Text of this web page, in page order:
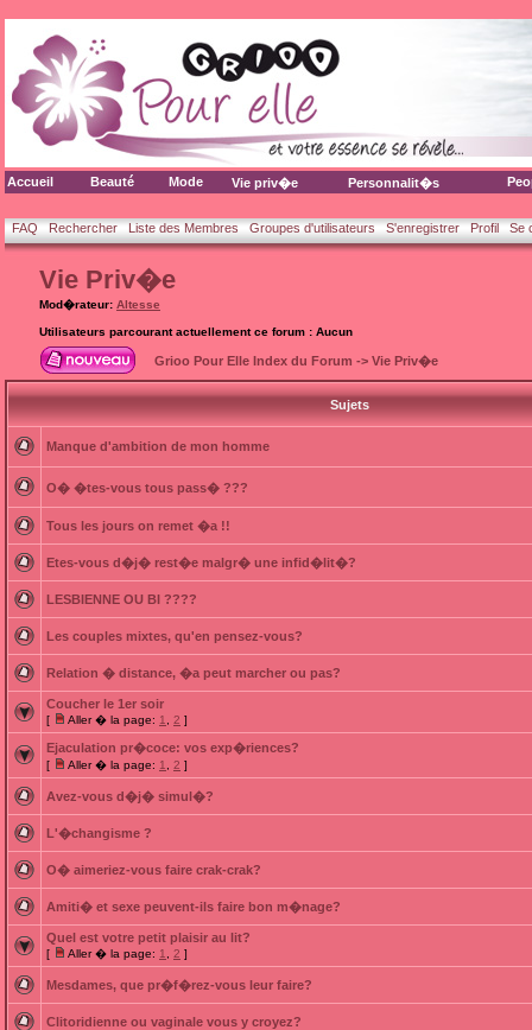
Accueil Beauté Mode Vie priv�e Personnalit�s
FAQ Rechercher Liste des Membres Groupes d'utilisateurs S'enregistrer Profil Se
Vie Priv�e
Mod�rateur: Altesse
Utilisateurs parcourant actuellement ce forum : Aucun
Grioo Pour Elle Index du Forum -> Vie Priv�e
Sujets
Manque d'ambition de mon homme
O� �tes-vous tous pass� ???
Tous les jours on remet �a !!
Etes-vous d�j� rest�e malgr� une infid�lit�?
LESBIENNE OU BI ????
Les couples mixtes, qu'en pensez-vous?
Relation � distance, �a peut marcher ou pas?
Coucher le 1er soir
[ Aller � la page: 1 2 ]
Ejaculation pr�coce: vos exp�riences?
[ Aller � la page: 1 2 ]
Avez-vous d�j� simul�?
L'�changisme ?
O� aimeriez-vous faire crak-crak?
Amiti� et sexe peuvent-ils faire bon m�nage?
Quel est votre petit plaisir au lit?
[ Aller � la page: 1 2 ]
Mesdames, que pr�f�rez-vous leur faire?
Clitoridienne ou vaginale vous y croyez?